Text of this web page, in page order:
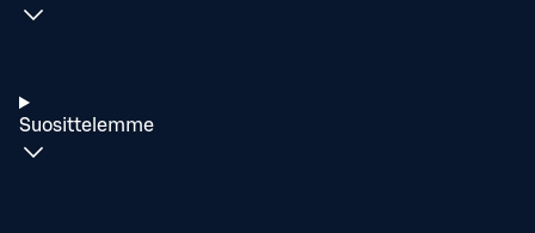
Suosittelemme